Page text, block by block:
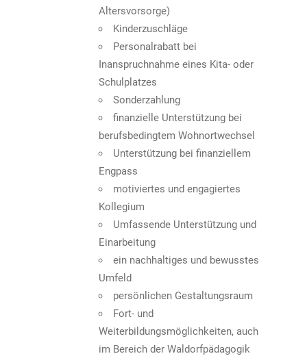
Altersvorsorge)
Kinderzuschläge
Personalrabatt bei
Inanspruchnahme eines Kita- oder
Schulplatzes
Sonderzahlung
finanzielle Unterstützung bei
berufsbedingtem Wohnortwechsel
Unterstützung bei finanziellem
Engpass
motiviertes und engagiertes
Kollegium
Umfassende Unterstützung und
Einarbeitung
ein nachhaltiges und bewusstes
Umfeld
persönlichen Gestaltungsraum
Fort- und
Weiterbildungsmöglichkeiten, auch
im Bereich der Waldorfpädagogik